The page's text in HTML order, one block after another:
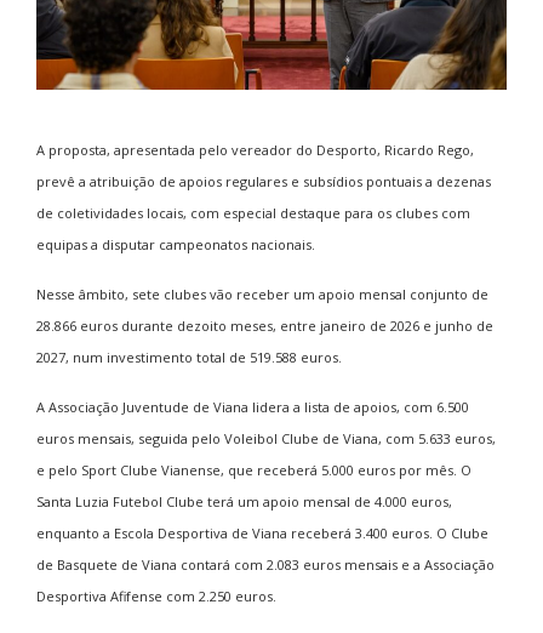
A proposta, apresentada pelo vereador do Desporto, Ricardo Rego,
prevê a atribuição de apoios regulares e subsídios pontuais a dezenas
de coletividades locais, com especial destaque para os clubes com
equipas a disputar campeonatos nacionais.
Nesse âmbito, sete clubes vão receber um apoio mensal conjunto de
28.866 euros durante dezoito meses, entre janeiro de 2026 e junho de
2027, num investimento total de 519.588 euros.
A Associação Juventude de Viana lidera a lista de apoios, com 6.500
euros mensais, seguida pelo Voleibol Clube de Viana, com 5.633 euros,
e pelo Sport Clube Vianense, que receberá 5.000 euros por mês. O
Santa Luzia Futebol Clube terá um apoio mensal de 4.000 euros,
enquanto a Escola Desportiva de Viana receberá 3.400 euros. O Clube
de Basquete de Viana contará com 2.083 euros mensais e a Associação
Desportiva Afifense com 2.250 euros.